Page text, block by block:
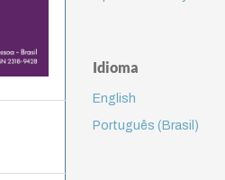
Idioma
English
Português (Brasil)